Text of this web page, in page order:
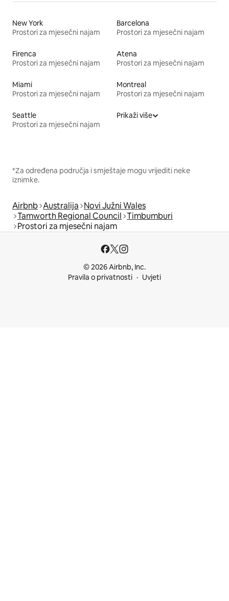
New York
Prostori za mjesečni najam
Barcelona
Prostori za mjesečni najam
Firenca
Prostori za mjesečni najam
Atena
Prostori za mjesečni najam
Miami
Prostori za mjesečni najam
Montreal
Prostori za mjesečni najam
Seattle
Prostori za mjesečni najam
Prikaži više
*Za određena područja i smještaje mogu vrijediti neke
iznimke.
Airbnb Australija Novi Južni Wales
Tamworth Regional Council Timbumburi
Prostori za mjesečni najam
© 2026 Airbnb, Inc.
Pravila o privatnosti
Uvjeti